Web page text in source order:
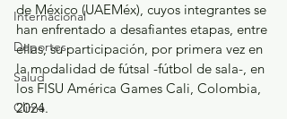
Internacional
Deportes
Salud
Clima
de México (UAEMéx), cuyos integrantes se
han enfrentado a desafiantes etapas, entre
ellas, su participación, por primera vez en
la modalidad de fútsal -fútbol de sala-, en
los FISU América Games Cali, Colombia,
2024.